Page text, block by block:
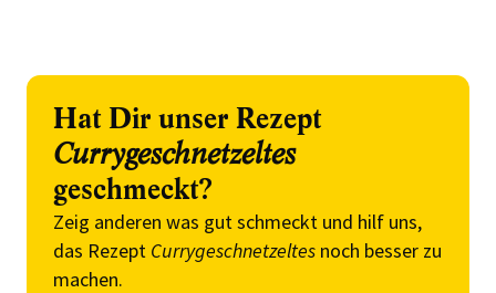
Hat Dir unser Rezept
Currygeschnetzeltes
geschmeckt?
Zeig anderen was gut schmeckt und hilf uns,
das Rezept Currygeschnetzeltes noch besser zu
machen.